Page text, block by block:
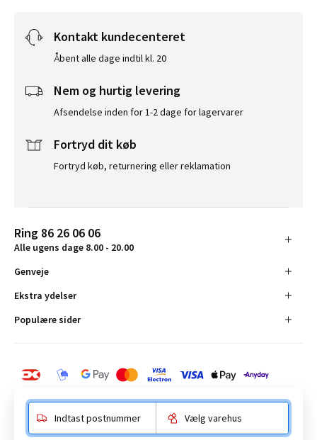
Kontakt kundecenteret
Åbent alle dage indtil kl. 20
Nem og hurtig levering
Afsendelse inden for 1-2 dage for lagervarer
Fortryd dit køb
Fortryd køb, returnering eller reklamation
Ring 86 26 06 06
Alle ugens dage 8.00 - 20.00
Genveje
Ekstra ydelser
Populære sider
Indtast postnummer Vælg varehus